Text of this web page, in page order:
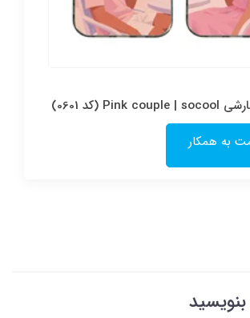
قاب موبایل سفارشی شفاف | Pink couple (کد 0601)
نمایش قیمت به همکار